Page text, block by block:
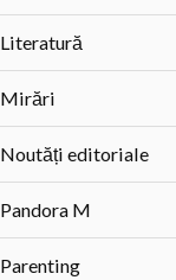
Literatură
Mirări
Noutăți editoriale
Pandora M
Parenting